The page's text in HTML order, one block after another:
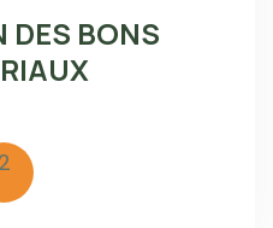
DES BONS
2